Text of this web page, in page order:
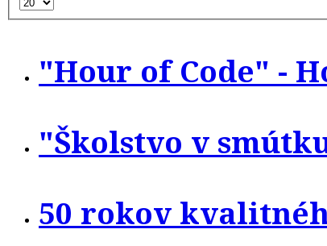
"Hour of Code" -
"Školstvo v
50 rokov